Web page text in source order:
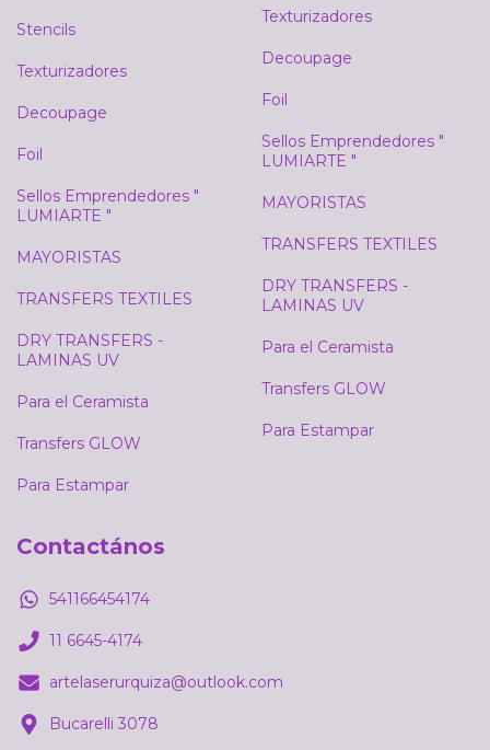
Stencils
Texturizadores
Decoupage
Foil
Sellos Emprendedores "
LUMIARTE "
MAYORISTAS
TRANSFERS TEXTILES
DRY TRANSFERS -
LAMINAS UV
Para el Ceramista
Transfers GLOW
Para Estampar
Texturizadores
Decoupage
Foil
Sellos Emprendedores "
LUMIARTE "
MAYORISTAS
TRANSFERS TEXTILES
DRY TRANSFERS -
LAMINAS UV
Para el Ceramista
Transfers GLOW
Para Estampar
Contactános
541166454174
11 6645-4174
artelaserurquiza@outlook.com
Bucarelli 3078